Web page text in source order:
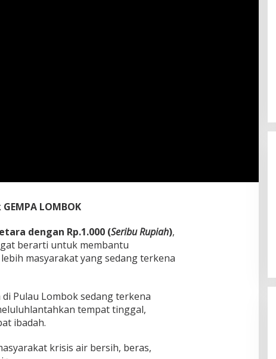
LOMBOK
dengan Rp.1.000 (Seribu Rupiah),
berarti untuk membantu
masyarakat yang sedang terkena
Pulau Lombok sedang terkena
tempat tinggal,
ibadah.
krisis air bersih, beras,